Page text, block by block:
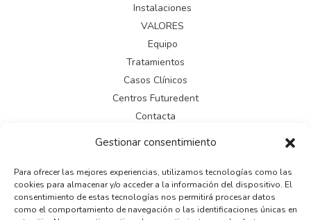
Gestionar consentimiento
Para ofrecer las mejores experiencias, utilizamos tecnologías como las
cookies para almacenar y/o acceder a la información del dispositivo. El
consentimiento de estas tecnologías nos permitirá procesar datos
como el comportamiento de navegación o las identificaciones únicas en
Instalaciones
VALORES
Equipo
Tratamientos
Casos Clínicos
Centros Futuredent
Contacta
Aviso legal
Política de cookies